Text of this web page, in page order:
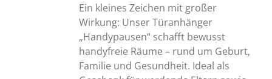
Ein kleines Zeichen mit großer
Wirkung: Unser Türanhänger
„Handypausen“ schafft bewusst
handyfreie Räume – rund um Geburt,
Familie und Gesundheit. Ideal als